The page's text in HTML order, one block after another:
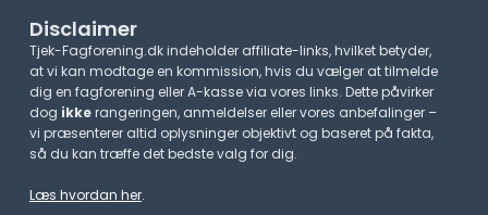
Disclaimer
Tjek-Fagforening.dk indeholder affiliate-links, hvilket betyder,
at vi kan modtage en kommission, hvis du vælger at tilmelde
dig en fagforening eller A-kasse via vores links. Dette påvirker
dog ikkerangeringen, anmeldelser eller vores anbefalinger –
vi præsenterer altid oplysninger objektivt og baseret på fakta,
så du kan træffe det bedste valg for dig.
Læs hvordan her.